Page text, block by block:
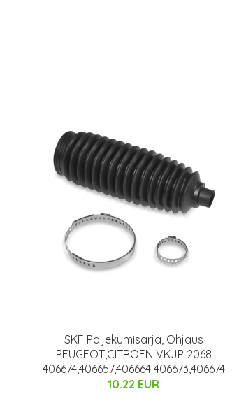
SKF Paljekumisarja, Ohjaus
PEUGEOT,CITROËN VKJP 2068
406674,406657,406664 406673,406674
10.22 EUR